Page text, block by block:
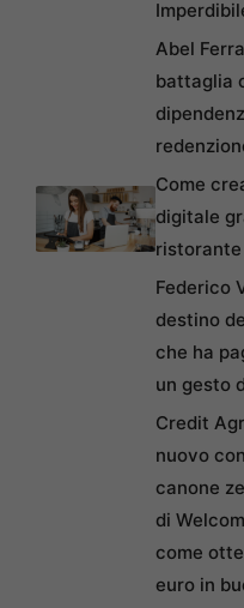
Abel
battaglia
Come
digitale
ristorante
Federico
destino
che ha
un gesto
Credit
nuovo
canone
di
come
euro in